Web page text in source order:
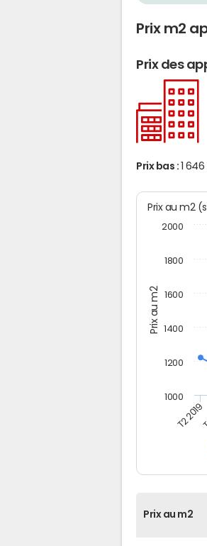
Prix m2
Prix des
Prix bas : 1
Prix au m2
T2 2019
1000
1200
1400
1600
1800
2000
Prix au m2